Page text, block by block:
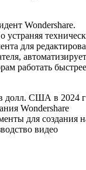
Wondershare.
устраняя
для
автоматизирует
работать
долл. США в 2024
Wondershare
для создания
видео